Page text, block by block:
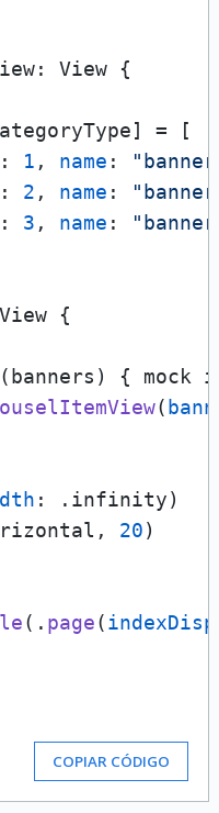
View {
= [
: 1 , name :
: 2 , name :
: 3 , name :
{
(banners) { mock
(
: .infinity)
20)
(. page(
COPIAR CÓDIGO